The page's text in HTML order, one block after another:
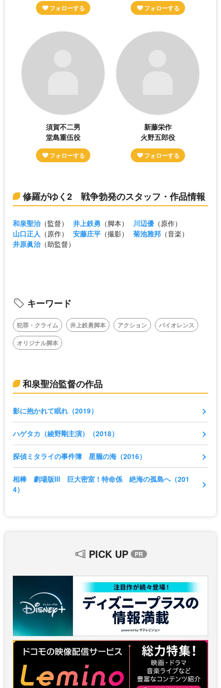
須賀不二男
堂島重伍役
新藤栄作
火野五郎役
修羅がゆく2 戦争勃発のスタッフ・作品情報
和泉聖治（監督） 井上鉄勇 （脚本） 川辺優 （原作）
山口正人 （原作） 安藤庄平 （撮影） 菊池雅邦 （音楽）
井原眞治（助監督）
キーワード
犯罪・クライム 井上鉄勇脚本 アクション
バイオレンス
オリジナル脚本
和泉聖治監督の作品
影に抱かれて眠れ（2019）
ハゲタカ（綾野剛主演）（2018）
探偵ミタライの事件簿 星籠の海（2016）
相棒 劇場版III 巨大密室！特命係 絶海の孤島へ（201
4）
PICK UP